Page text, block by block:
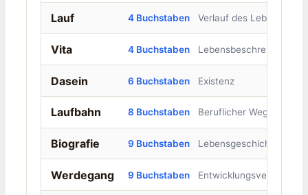
Lauf 4 Buchstaben Verlauf des Lebens
Vita 4 Buchstaben Lebensbeschreibung
Dasein 6 Buchstaben Existenz
Laufbahn 8 Buchstaben Beruflicher Weg
Biografie 9 Buchstaben Lebensgeschichte
Werdegang 9 Buchstaben Entwicklungsverlauf